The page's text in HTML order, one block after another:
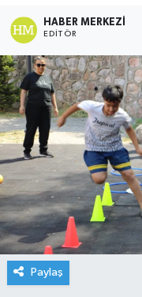
HABER MERKEZI
EDITÖR
Paylaş